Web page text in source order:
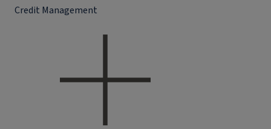
Credit Management